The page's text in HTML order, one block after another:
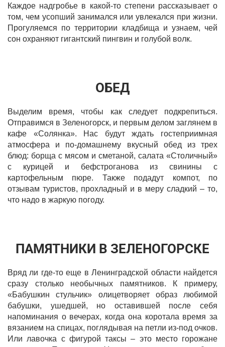
Каждое надгробье в какой-то степени рассказывает о
том, чем усопший занимался или увлекался при жизни.
Прогуляемся по территории кладбища и узнаем, чей
сон охраняют гигантский пингвин и голубой волк.
ОБЕД
Выделим время, чтобы как следует подкрепиться.
Отправимся в Зеленогорск, и первым делом заглянем в
кафе «Солянка». Нас будут ждать гостеприимная
атмосфера и по-домашнему вкусный обед из трех
блюд: борща с мясом и сметаной, салата «Столичный»
с курицей и бефстроганова из свинины с
картофельным пюре. Также подадут компот, по
отзывам туристов, прохладный и в меру сладкий – то,
что надо в жаркую погоду.
ПАМЯТНИКИ В ЗЕЛЕНОГОРСКЕ
Вряд ли где-то еще в Ленинградской области найдется
сразу столько необычных памятников. К примеру,
«Бабушкин стульчик» олицетворяет образ любимой
бабушки, ушедшей, но оставившей после себя
напоминания о вечерах, когда она коротала время за
вязанием на спицах, поглядывая на петли из-под очков.
Или лавочка с фигурой таксы – это место горожане